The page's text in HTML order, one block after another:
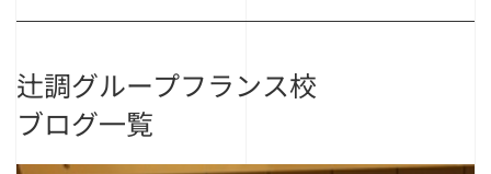
辻調グループフランス校
ブログ一覧